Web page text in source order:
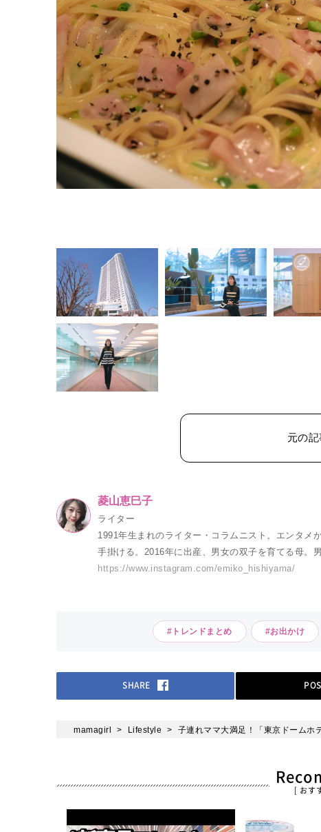
元の
菱山恵巳子
ライター
1991年生まれのライター・コラムニスト。エンタメ
手掛ける。2016年に出産、男女の双子を育てる母。
https://www.instagram.com/emiko_hishiyama/
#トレンドまとめ #お出かけ
SHARE
mamagirl Lifestyle 子連れママ大満足！「東京ドームホ
[ おす